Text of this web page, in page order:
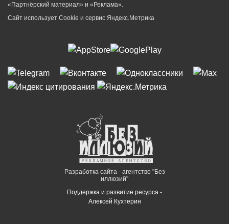
«Партнёрский материал» и «Реклама».
Сайт использует Cookie и сервиc Яндекс.Метрика
Разработка сайта - агентство "Без
иллюзий"
Поддержка и развитие ресурса -
Алексей Кухтерин